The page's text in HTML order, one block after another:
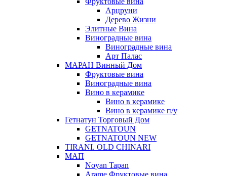
Арцруни
Дерево Жизни
Элитные Вина
Виноградные вина
Виноградные вина
Арт Палас
МАРАН Винный Дом
Фруктовые вина
Виноградные вина
Вино в керамике
Вино в керамике
Вино в керамике п/у
Гетнатун Торговый Дом
GETNATOUN
GETNATOUN NEW
TIRANI. OLD CHINARI
МАП
Noyan Tapan
Arame Фруктовые вина